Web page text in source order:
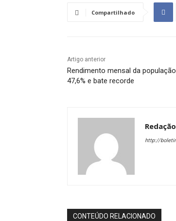
Compartilhado
Artigo anterior
Rendimento mensal da
47,6% e bate recorde
http://
CONTEÚDO RELACIONADO